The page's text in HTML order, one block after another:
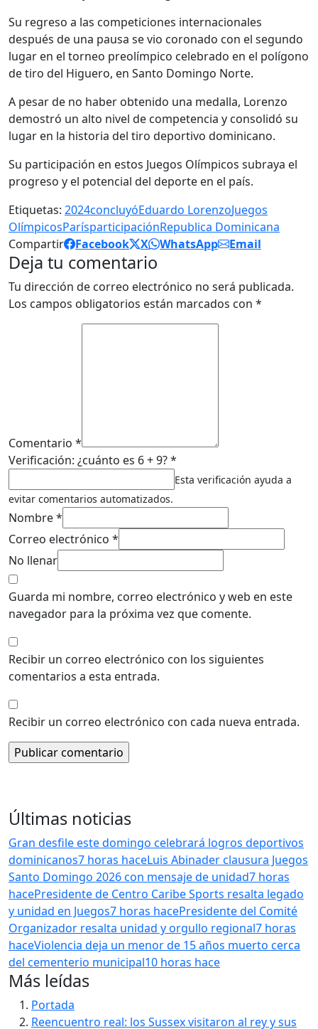
Su regreso a las competiciones internacionales
después de una pausa se vio coronado con el segundo
lugar en el torneo preolímpico celebrado en el polígono
de tiro del Higuero, en Santo Domingo Norte.
A pesar de no haber obtenido una medalla, Lorenzo
demostró un alto nivel de competencia y consolidó su
lugar en la historia del tiro deportivo dominicano.
Su participación en estos Juegos Olímpicos subraya el
progreso y el potencial del deporte en el país.
Etiquetas: 2024concluyóEduardo LorenzoJuegos
OlímpicosParísparticipaciónRepublica Dominicana
Compartir
Facebook X WhatsApp Email
Deja tu comentario
Tu dirección de correo electrónico no será publicada.
Los campos obligatorios están marcados con *
Comentario *
Verificación: ¿cuánto es 6 + 9? *
Esta verificación ayuda a
evitar comentarios automatizados.
Nombre *
Correo electrónico *
No llenar
Guarda mi nombre, correo electrónico y web en este
navegador para la próxima vez que comente.
Recibir un correo electrónico con los siguientes
comentarios a esta entrada.
Recibir un correo electrónico con cada nueva entrada.
Últimas noticias
Gran desfile este domingo celebrará logros deportivos
dominicanos7 horas haceLuis Abinader clausura Juegos
Santo Domingo 2026 con mensaje de unidad7 horas
hacePresidente de Centro Caribe Sports resalta legado
y unidad en Juegos7 horas hacePresidente del Comité
Organizador resalta unidad y orgullo regional7 horas
haceViolencia deja un menor de 15 años muerto cerca
del cementerio municipal10 horas hace
Más leídas
Portada
Reencuentro real: los Sussex visitaron al rey y sus